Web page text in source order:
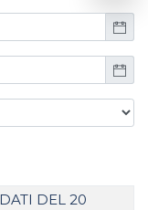
DEL 20